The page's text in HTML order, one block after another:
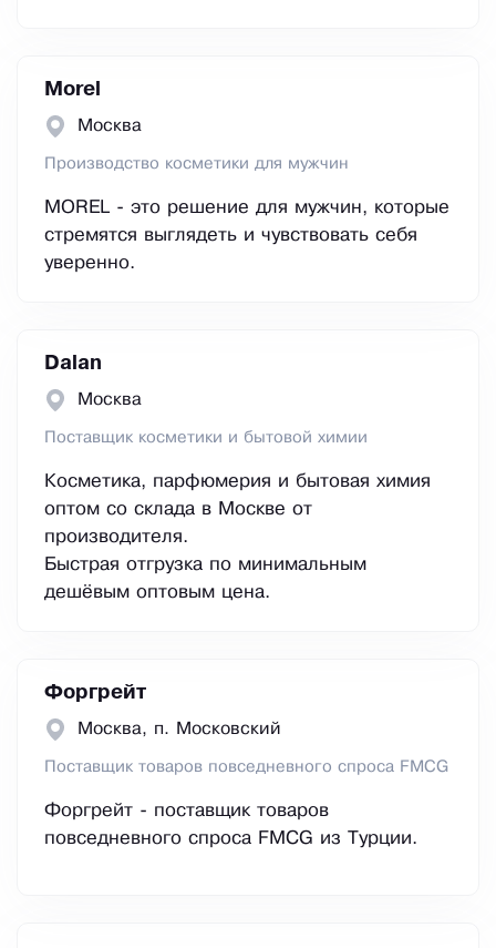
Morel
Москва
Производство косметики для мужчин
MOREL - это решение для мужчин, которые
стремятся выглядеть и чувствовать себя
уверенно.
Dalan
Москва
Поставщик косметики и бытовой химии
Косметика, парфюмерия и бытовая химия
оптом со склада в Москве от
производителя.
Быстрая отгрузка по минимальным
дешёвым оптовым цена.
Форгрейт
Москва, п. Московский
Поставщик товаров повседневного спроса FMCG
Форгрейт - поставщик товаров
повседневного спроса FMCG из Турции.